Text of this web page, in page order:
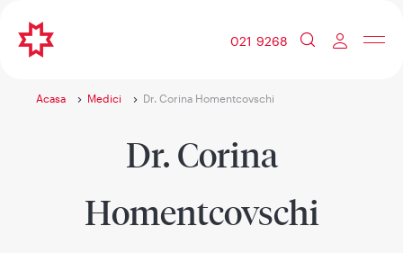
021 9268
Acasa Medici Dr. Corina Homentcovschi
Dr. Corina
Homentcovschi